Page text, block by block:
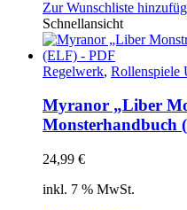
Zur Wunschliste
Schnellansicht
Regelwerk, Rollenspiele
Myranor „Liber
Monsterhandbuch
24,99 €
inkl. 7 % MwSt.